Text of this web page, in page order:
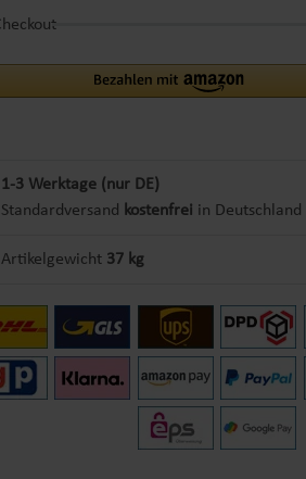
1-3 Werktage (nur DE)
Standardversand kostenfrei in Deutschland
Artikelgewicht 37 kg